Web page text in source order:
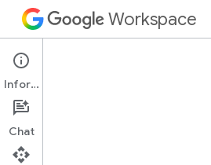
Workspace
Google Calendar
Descripción general
Información
Chat